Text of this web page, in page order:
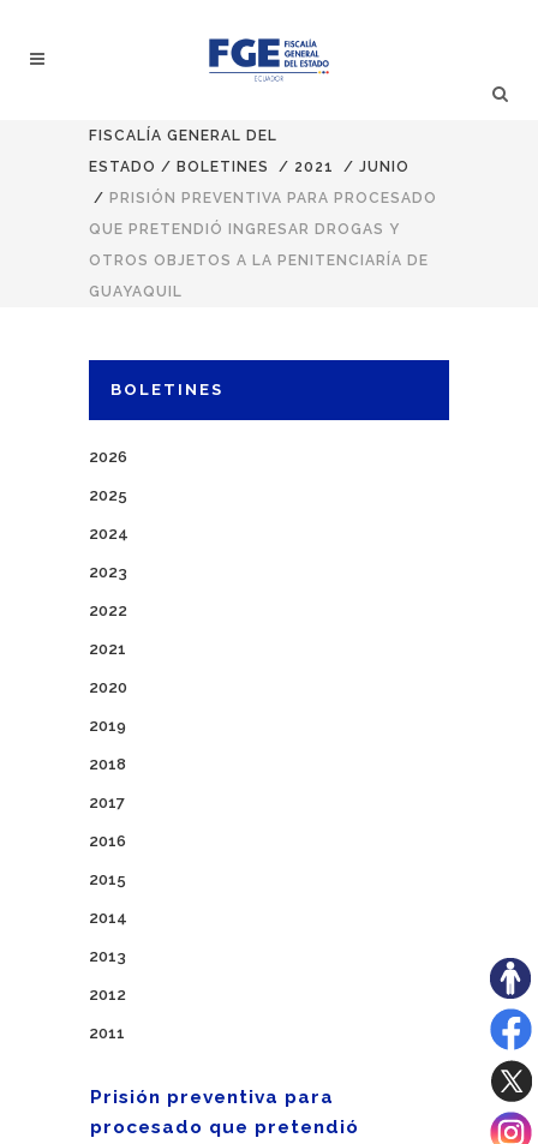
FISCALÍA GENERAL DEL
ESTADO / BOLETINES / 2021 / JUNIO
/ PRISIÓN PREVENTIVA PARA PROCESADO
QUE PRETENDIÓ INGRESAR DROGAS Y
OTROS OBJETOS A LA PENITENCIARÍA DE
GUAYAQUIL
BOLETINES
2026
2025
2024
2023
2022
2021
2020
2019
2018
2017
2016
2015
2014
2013
2012
2011
Prisión preventiva para
procesado que pretendió